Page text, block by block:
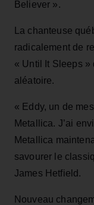
Believer ».
La chanteuse
radicalement de
« Until It Sleeps »
aléatoire.
« Eddy, un de
Metallica. J’ai
Metallica
savourer le
James Hetfield.
Nouveau